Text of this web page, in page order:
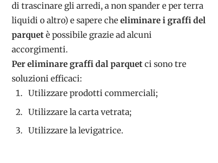
di trascinare gli arredi, a non spander e per terra
liquidi o altro) e sapere cheeliminare i graffi del
parquetè possibile grazie ad alcuni
accorgimenti.
Per eliminare graffi dal parquetci sono tre
soluzioni efficaci:
Utilizzare prodotti commerciali;
Utilizzare la carta vetrata;
Utilizzare la levigatrice.